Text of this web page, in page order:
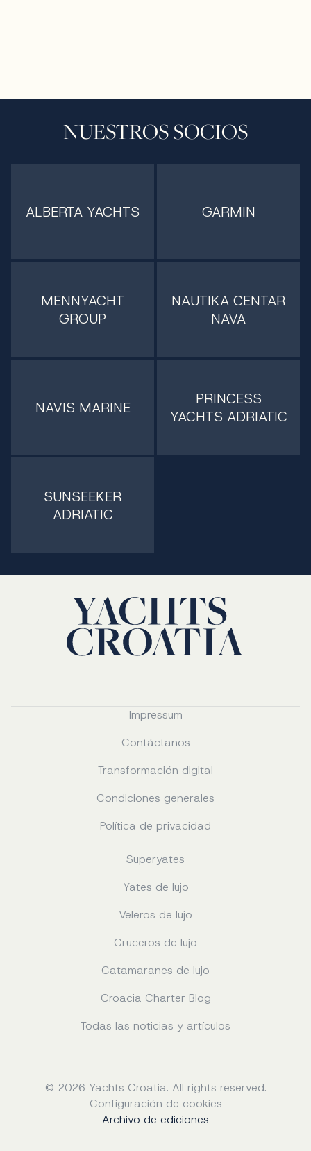
NUESTROS SOCIOS
ALBERTA YACHTS GARMIN
MENNYACHT
GROUP
NAUTIKA CENTAR
NAVA
NAVIS MARINE
PRINCESS
YACHTS ADRIATIC
SUNSEEKER
ADRIATIC
Impressum
Contáctanos
Transformación digital
Condiciones generales
Política de privacidad
Superyates
Yates de lujo
Veleros de lujo
Cruceros de lujo
Catamaranes de lujo
Croacia Charter Blog
Todas las noticias y artículos
© 2026 Yachts Croatia. All rights reserved.
Configuración de cookies
Archivo de ediciones